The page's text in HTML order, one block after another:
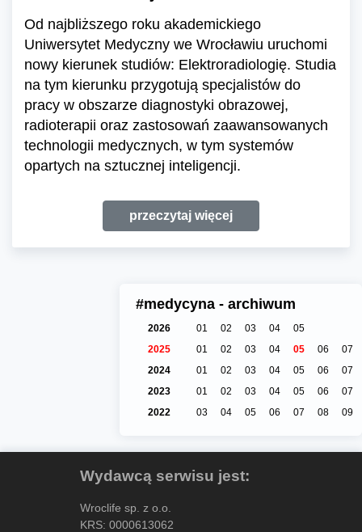
Od najbliższego roku akademickiego
Uniwersytet Medyczny we Wrocławiu uruchomi
nowy kierunek studiów: Elektroradiologię. Studia
na tym kierunku przygotują specjalistów do
pracy w obszarze diagnostyki obrazowej,
radioterapii oraz zastosowań zaawansowanych
technologii medycznych, w tym systemów
opartych na sztucznej inteligencji.
przeczytaj więcej
#medycyna - archiwum
2026 01 02 03 04
05
2025
01 02 03 04 05 06
07
2024
01 02 03 04 05 06
07
2023
01 02 03 04 05 06
07
2022
03 04 05 06 07 08 09
Wydawcą serwisu jest:
Wroclife sp. z o.o.
KRS: 0000613062